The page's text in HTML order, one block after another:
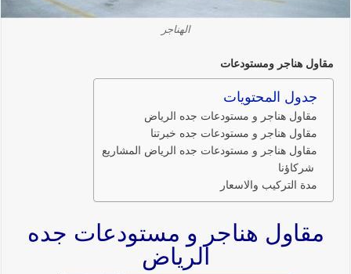
الهناجر
مقاول هناجر ومستودعات
جدول المحتويات
مقاول هناجر و مستودعات جده الرياض
مقاول هناجر و مستودعات جده خبرتنا
مقاول هناجر و مستودعات جده الرياض المشاريع
شركاؤنا
مدة التركيب والاسعار
مقاول هناجر و مستودعات جده
الرياض